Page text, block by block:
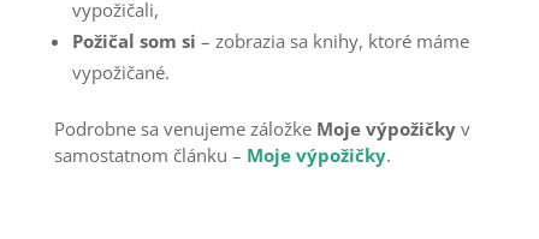
vypožičali,
Požičal som si – zobrazia sa knihy, ktoré máme
vypožičané.
Podrobne sa venujeme záložkeMoje výpožičkyv
samostatnom článku – Moje výpožičky.